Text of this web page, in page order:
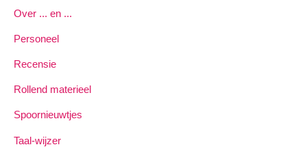
Over ... en ...
Personeel
Recensie
Rollend materieel
Spoornieuwtjes
Taal-wijzer